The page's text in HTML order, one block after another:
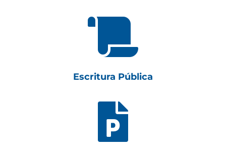

Escritura Pública
